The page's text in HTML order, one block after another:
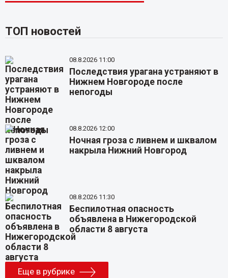
ТОП новостей
08.8.2026 11:00
Последствия урагана устраняют в
Нижнем Новгороде после
непогоды
08.8.2026 12:00
Ночная гроза с ливнем и шквалом
накрыла Нижний Новгород
08.8.2026 11:30
Беспилотная опасность
объявлена в Нижегородской
области 8 августа
Еще в рубрике